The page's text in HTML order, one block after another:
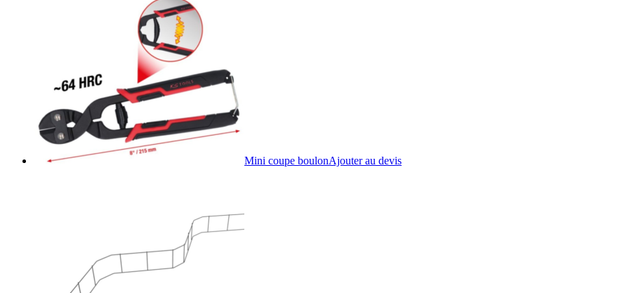
Mini coupe boulonAjouter au devis